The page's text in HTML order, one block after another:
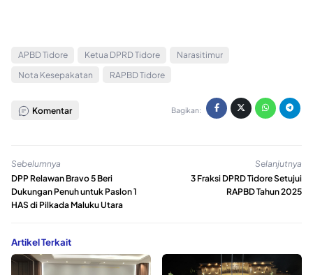
APBD Tidore Ketua DPRD Tidore
Narasitimur
Nota Kesepakatan
RAPBD Tidore
Komentar Bagikan:
Sebelumnya
DPP Relawan Bravo 5 Beri
Dukungan Penuh untuk Paslon 1
HAS di Pilkada Maluku Utara
Selanjutnya
3 Fraksi DPRD Tidore Setujui
RAPBD Tahun 2025
Artikel Terkait